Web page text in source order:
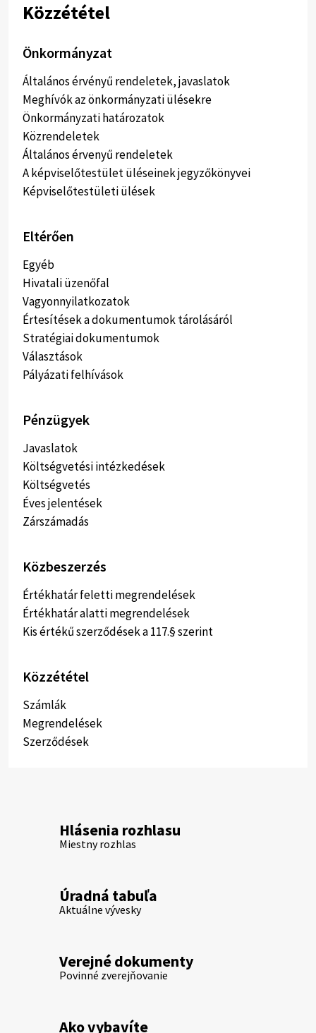
Közzététel
Önkormányzat
Általános érvényű rendeletek, javaslatok
Meghívók az önkormányzati ülésekre
Önkormányzati határozatok
Közrendeletek
Általános érvenyű rendeletek
A képviselőtestület üléseinek jegyzőkönyvei
Képviselőtestületi ülések
Eltérően
Egyéb
Hivatali üzenőfal
Vagyonnyilatkozatok
Értesítések a dokumentumok tárolásáról
Stratégiai dokumentumok
Választások
Pályázati felhívások
Pénzügyek
Javaslatok
Költségvetési intézkedések
Költségvetés
Éves jelentések
Zárszámadás
Közbeszerzés
Értékhatár feletti megrendelések
Értékhatár alatti megrendelések
Kis értékű szerződések a 117.§ szerint
Közzététel
Számlák
Megrendelések
Szerződések
Hlásenia rozhlasu
Miestny rozhlas
Úradná tabuľa
Aktuálne vývesky
Verejné dokumenty
Povinné zverejňovanie
Ako vybavíte